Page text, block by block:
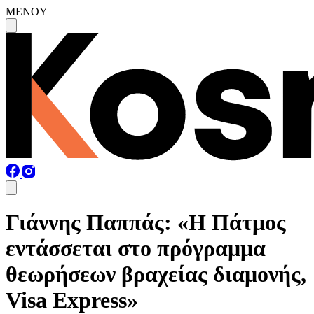
MENOY
Γιάννης Παππάς: «Η Πάτμος
εντάσσεται στο πρόγραμμα
θεωρήσεων βραχείας διαμονής,
Visa Express»